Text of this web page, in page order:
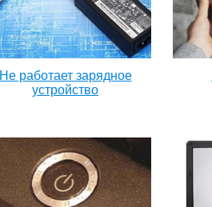
Не работает зарядное
устройство